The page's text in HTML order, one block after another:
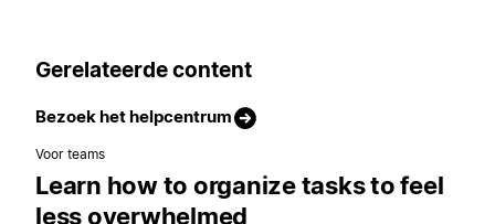
Gerelateerde content
Bezoek het helpcentrum
Voor teams
Learn how to organize tasks to feel
less overwhelmed